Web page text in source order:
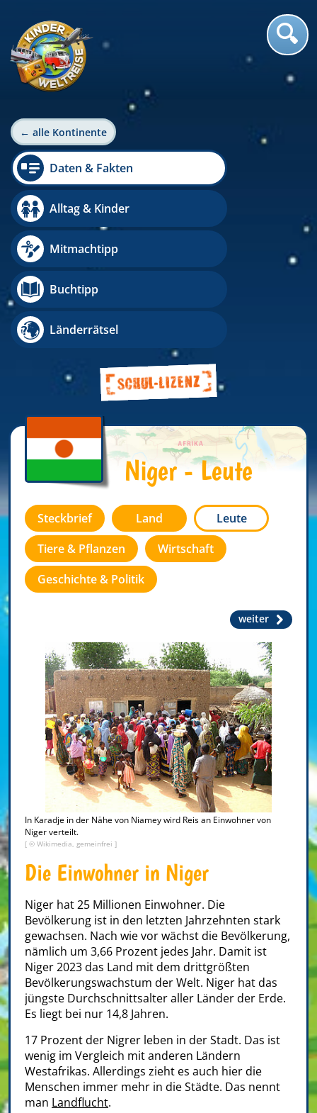
← alle Kontinente
Daten & Fakten
Alltag & Kinder
Mitmachtipp
Buchtipp
Länderrätsel
Niger - Leute
Steckbrief Land
Leute
Tiere & Pflanzen
Wirtschaft
Geschichte & Politik
weiter
In Karadje in der Nähe von Niamey wird Reis an Einwohner von
Niger verteilt.
[ © Wikimedia, gemeinfrei ]
Die Einwohner in Niger
Niger hat 25 Millionen Einwohner. Die
Bevölkerung ist in den letzten Jahrzehnten stark
gewachsen. Nach wie vor wächst die Bevölkerung,
nämlich um 3,66 Prozent jedes Jahr. Damit ist
Niger 2023 das Land mit dem drittgrößten
Bevölkerungswachstum der Welt. Niger hat das
jüngste Durchschnittsalter aller Länder der Erde.
Es liegt bei nur 14,8 Jahren.
17 Prozent der Nigrer leben in der Stadt. Das ist
wenig im Vergleich mit anderen Ländern
Westafrikas. Allerdings zieht es auch hier die
Menschen immer mehr in die Städte. Das nennt
man Landflucht.